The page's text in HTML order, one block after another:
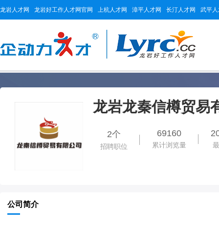
龙岩人才网 龙岩好工作人才网官网 上杭人才网 漳平人才网 长汀人才网 武平
龙岩龙秦信樽贸易
2个
招聘职位
69160
累计浏览量
公司简介